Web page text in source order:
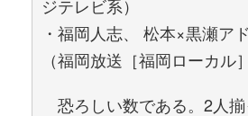
ジテレビ系）
・福岡人志、 松本×黒瀬ア
（福岡放送［福岡ローカル
恐ろしい数である。2人